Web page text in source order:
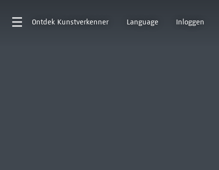
Ontdek Kunstverkenner Language Inloggen